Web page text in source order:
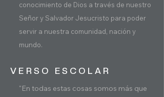
conocimiento de Dios a través de nuestro
Señor y Salvador Jesucristo para poder
servir a nuestra comunidad, nación y
mundo.
VERSO ESCOLAR
"En todas estas cosas somos más que